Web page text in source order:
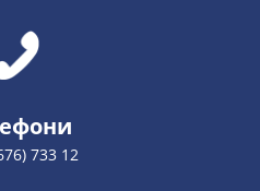
733 12